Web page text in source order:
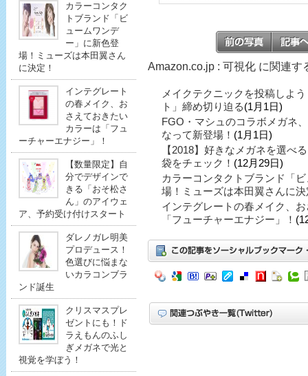
カラーコンタク
トブランド「ビ
ュームワンデ
ー」に新色登
場！ミューズは本田翼さん
に決定！
インテグレート
の春メイク、お
さえておきたい
カラーは「フュ
ーチャーエナジー」！
【数量限定】自
分でデザインで
きる「おそ松さ
ん」のアイウェ
ア、予約受け付けスタート
ダレノガレ明美
プロデュース！
色選びに悩まな
いカラコンブラ
ンド誕生
クリスマスプレ
ゼントにも！ド
ラえもんのふし
ぎメガネで光と
視覚を学ぼう！
Amazon.co.jp : 可視化 に関連す
メイクテクニックを投稿しよ
ト」締め切り迫る(1月1日)
FGO・マシュのコラボメガネ
なって新登場！ (1月1日)
【2018】好きなメガネを選べ
袋をチェック！ (12月29日)
カラーコンタクトブランド「
場！ミューズは本田翼さんに決
インテグレートの春メイク、
「フューチャーエナジー」！